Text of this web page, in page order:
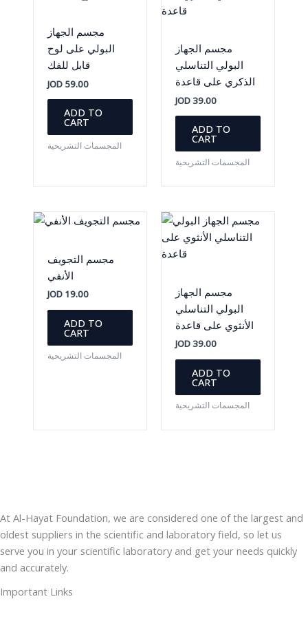
مجسم الجهاز
البولي على لوح
قابل للفك
JOD59.00
ADD TO
CART
المجسمات التشريحية
مجسم الجهاز
البولي التناسلي
الذكري على قاعدة
JOD39.00
ADD TO
CART
المجسمات التشريحية
مجسم التجويف
الأنفي
JOD19.00
ADD TO
CART
المجسمات التشريحية
مجسم الجهاز
البولي التناسلي
الأنثوي على قاعدة
JOD39.00
ADD TO
CART
المجسمات التشريحية
At Al-Hayat Foundation, we are considered one of the largest and
oldest suppliers in the scientific and laboratory field, so let us
serve you in your scientific laboratory and get your needs quickly
and accurately.
Important Links